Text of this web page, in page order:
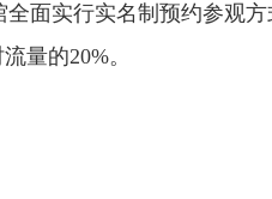
面实行实名制预约参观
量的20%。